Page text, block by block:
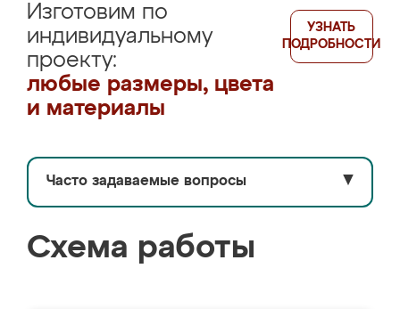
Изготовим по
индивидуальному
проекту:
любые размеры, цвета
и материалы
УЗНАТЬ
ПОДРОБНОСТИ
Часто задаваемые вопросы ▼
Схема работы